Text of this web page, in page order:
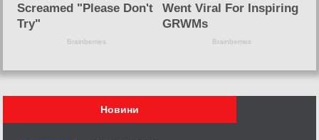
Новини